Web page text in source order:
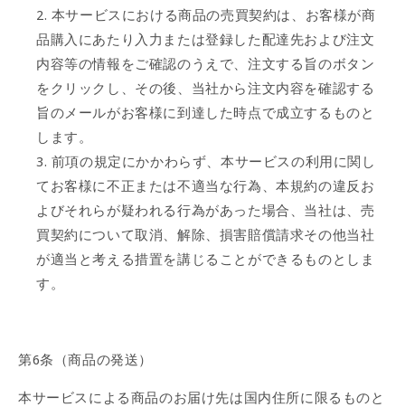
本サービスにおける商品の売買契約は、お客様が商
品購入にあたり入力または登録した配達先および注文
内容等の情報をご確認のうえで、注文する旨のボタン
をクリックし、その後、当社から注文内容を確認する
旨のメールがお客様に到達した時点で成立するものと
します。
前項の規定にかかわらず、本サービスの利用に関し
てお客様に不正または不適当な行為、本規約の違反お
よびそれらが疑われる行為があった場合、当社は、売
買契約について取消、解除、損害賠償請求その他当社
が適当と考える措置を講じることができるものとしま
す。
第6条（商品の発送）
本サービスによる商品のお届け先は国内住所に限るものと